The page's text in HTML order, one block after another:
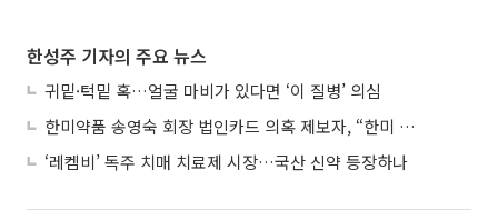
한성주 기자의 주요 뉴스
귀밑·턱밑 혹…얼굴 마비가 있다면 ‘이 질병’ 의심
한미약품 송영숙 회장 법인카드 의혹 제보자, “한미 잘 되기 바라는 마음”
‘레켐비’ 독주 치매 치료제 시장…국산 신약 등장하나